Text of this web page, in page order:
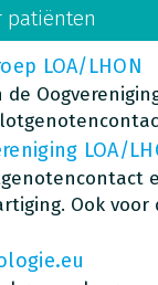
patiënten
LOA/LHON
LOA/
Ook voor